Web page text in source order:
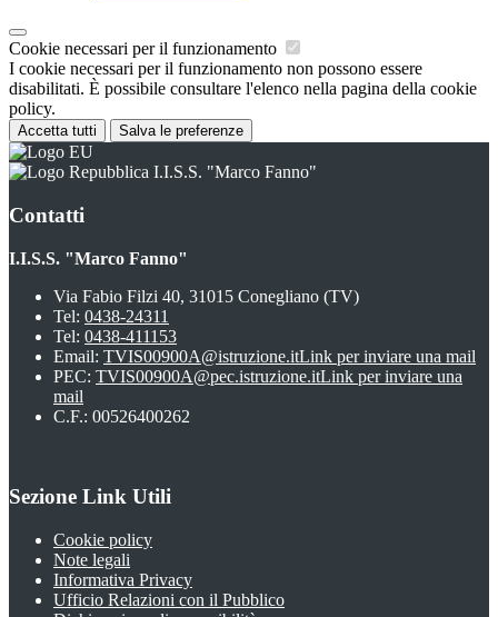
Cookie necessari per il funzionamento
I cookie necessari per il funzionamento non possono essere
disabilitati. È possibile consultare l'elenco nella pagina della cookie
policy.
Accetta tutti Salva le preferenze
I.I.S.S. "Marco Fanno"
Contatti
I.I.S.S. "Marco Fanno"
Via Fabio Filzi 40, 31015 Conegliano (TV)
Tel: 0438-24311
Tel: 0438-411153
Email: TVIS00900A@istruzione.itLink per inviare una mail
PEC: TVIS00900A@pec.istruzione.itLink per inviare una
mail
C.F.: 00526400262
Sezione Link Utili
Cookie policy
Note legali
Informativa Privacy
Ufficio Relazioni con il Pubblico